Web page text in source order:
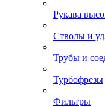
Рукава
Стволы и
Трубы и
Турбофрезы
Фильтры